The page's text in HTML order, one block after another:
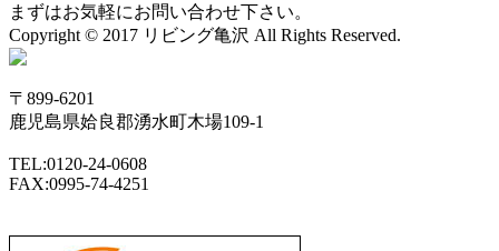
まずはお気軽にお問い合わせ下さい。
Copyright © 2017 リビング亀沢 All Rights Reserved.
〒899-6201
鹿児島県姶良郡湧水町木場109-1
TEL:0120-24-0608
FAX:0995-74-4251